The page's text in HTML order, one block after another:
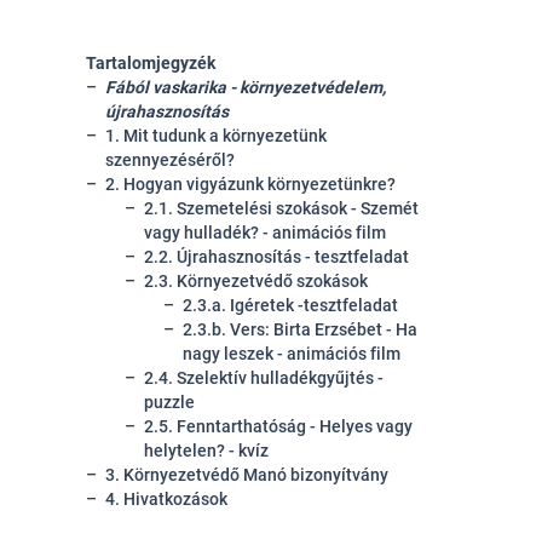
Tartalomjegyzék
Fából vaskarika - környezetvédelem,
újrahasznosítás
1. Mit tudunk a környezetünk
szennyezéséről?
2. Hogyan vigyázunk környezetünkre?
2.1. Szemetelési szokások - Szemét
vagy hulladék? - animációs film
2.2. Újrahasznosítás - tesztfeladat
2.3. Környezetvédő szokások
2.3.a. Igéretek -tesztfeladat
2.3.b. Vers: Birta Erzsébet - Ha
nagy leszek - animációs film
2.4. Szelektív hulladékgyűjtés -
puzzle
2.5. Fenntarthatóság - Helyes vagy
helytelen? - kvíz
3. Környezetvédő Manó bizonyítvány
4. Hivatkozások